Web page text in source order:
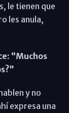
le tienen que
les anula,
“Muchos
y no
expresa una